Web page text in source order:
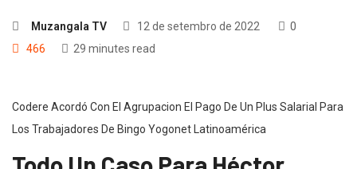
Muzangala TV 12 de setembro de 2022
0
466
29 minutes read
Codere Acordó Con El Agrupacion El Pago De Un Plus Salarial Para
Los Trabajadores De Bingo Yogonet Latinoamérica